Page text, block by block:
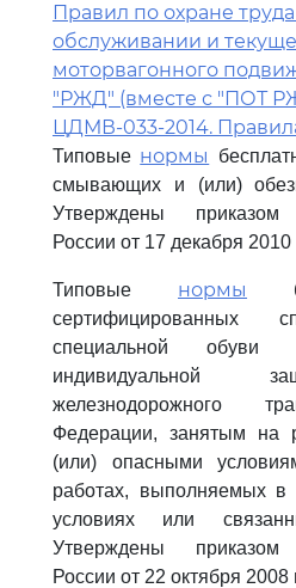
Правил по охране
обслуживании и
моторвагонного
"РЖД" (вместе с "ПОТ
ЦДМВ-033-2014.
Типовые нормы
смывающих и (или)
Утверждены приказом
России от 17 декабря 2010
Типовые нормы
сертифицированных
специальной
индивидуальной
железнодорожного
Федерации, занятым на
(или) опасными
работах, выполняемых в
условиях или
Утверждены приказом
России от 22 октября 2008